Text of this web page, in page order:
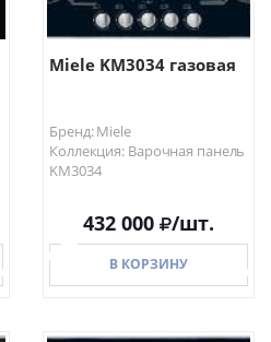
Miele KM3034 газовая
Бренд: Miele
Коллекция: Варочная панель
KM3034
432 000 /шт.
В КОРЗИНУ